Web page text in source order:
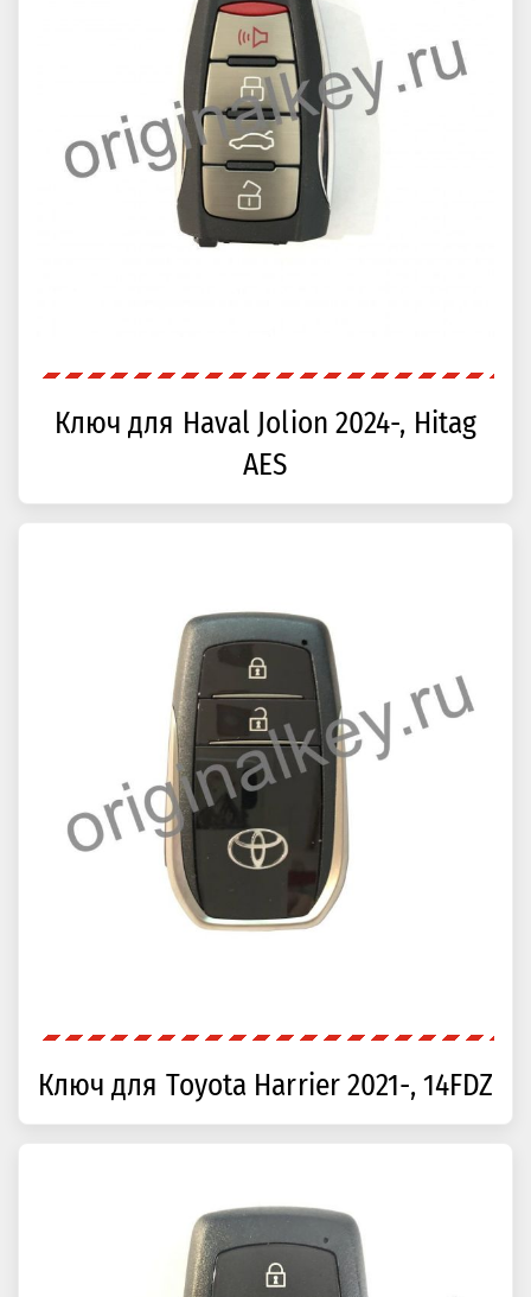
Ключ для Haval Jolion 2024-, Hitag
AES
Ключ для Toyota Harrier 2021-, 14FDZ